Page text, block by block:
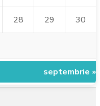
28 29 30
septembrie »